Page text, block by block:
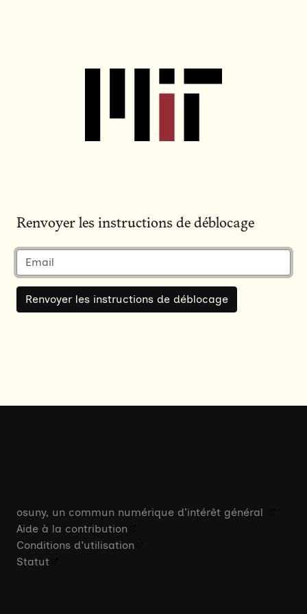
Renvoyer les instructions de déblocage
osuny, un commun numérique d’intérêt général
Aide à la contribution
Conditions d'utilisation
Statut